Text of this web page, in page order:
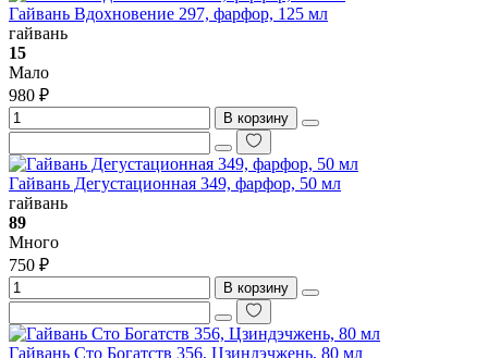
Гайвань Вдохновение 297, фарфор, 125 мл
гайвань
15
Мало
980 ₽
В корзину
Гайвань Дегустационная 349, фарфор, 50 мл
гайвань
89
Много
750 ₽
В корзину
Гайвань Сто Богатств 356, Цзиндэчжень, 80 мл